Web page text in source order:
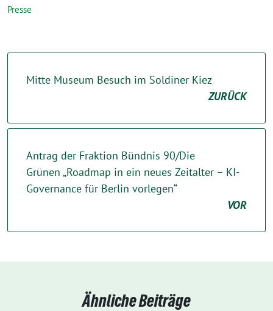
Presse
Mitte Museum Besuch im Soldiner Kiez
ZURÜCK
Antrag der Fraktion Bündnis 90/Die
Grünen „Roadmap in ein neues Zeitalter – KI-
Governance für Berlin vorlegen“
VOR
Ähnliche Beiträge